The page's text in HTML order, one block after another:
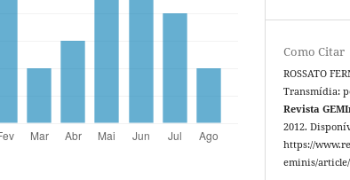
Como Citar
ROSSATO
Transmídia:
Revista
2012.
https://
eminis/article/